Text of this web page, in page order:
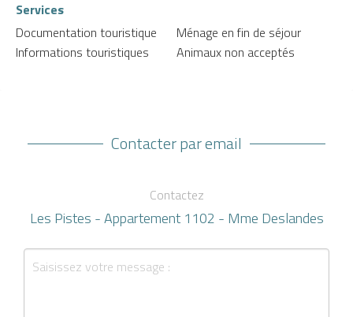
Services
Documentation touristique
Informations touristiques
Ménage en fin de séjour
Animaux non acceptés
Contacter par email
Contactez
Les Pistes - Appartement 1102 - Mme Deslandes